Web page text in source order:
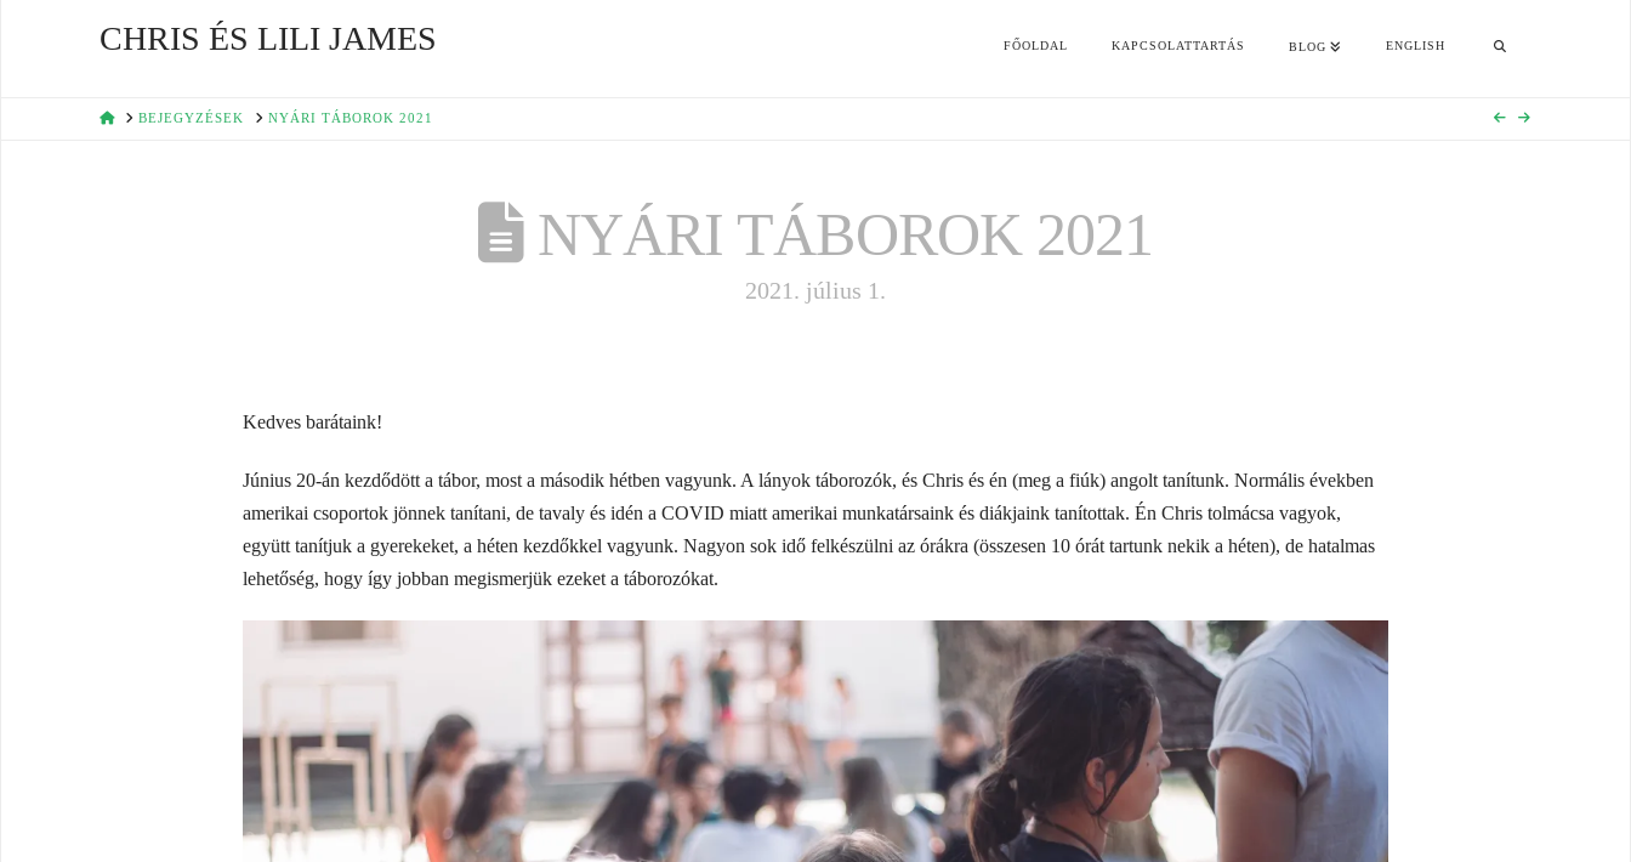
CHRIS ÉS LILI JAMES FŐOLDAL KAPCSOLATTARTÁS BLOG ENGLISH
HOMEBEJEGYZÉSEK NYÁRI TÁBOROK 2021
NYÁRI TÁBOROK 2021
2021. július 1.
Kedves barátaink!
Június 20-án kezdődött a tábor, most a második hétben vagyunk. A lányok táborozók, és Chris és én (meg a fiúk) angolt tanítunk. Normális években
amerikai csoportok jönnek tanítani, de tavaly és idén a COVID miatt amerikai munkatársaink és diákjaink tanítottak. Én Chris tolmácsa vagyok,
együtt tanítjuk a gyerekeket, a héten kezdőkkel vagyunk. Nagyon sok idő felkészülni az órákra (összesen 10 órát tartunk nekik a héten), de hatalmas
lehetőség, hogy így jobban megismerjük ezeket a táborozókat.